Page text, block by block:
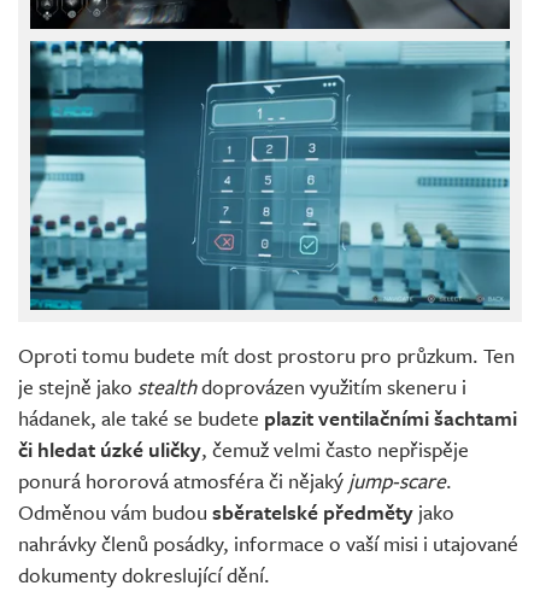
Oproti tomu budete mít dost prostoru pro průzkum. Ten
je stejně jako stealthdoprovázen využitím skeneru i
hádanek, ale také se budete plazit ventilačními šachtami
či hledat úzké uličky, čemuž velmi často nepřispěje
ponurá hororová atmosféra či nějaký jump-scare.
Odměnou vám budou sběratelské předměty jako
nahrávky členů posádky, informace o vaší misi i utajované
dokumenty dokreslující dění.